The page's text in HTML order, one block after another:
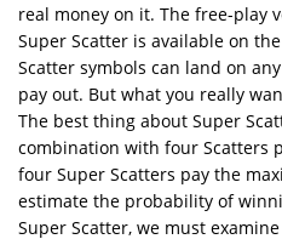
real money on it. The free-play
Super Scatter is available on
Scatter symbols can land on
pay out. But what you really
The best thing about Super
combination with four Scatters
four Super Scatters pay the
estimate the probability of
Super Scatter, we must